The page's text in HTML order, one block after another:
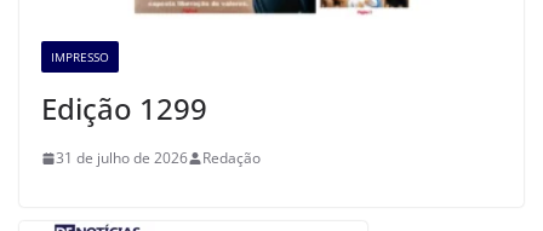
IMPRESSO
Edição 1299
31 de julho de 2026 Redação